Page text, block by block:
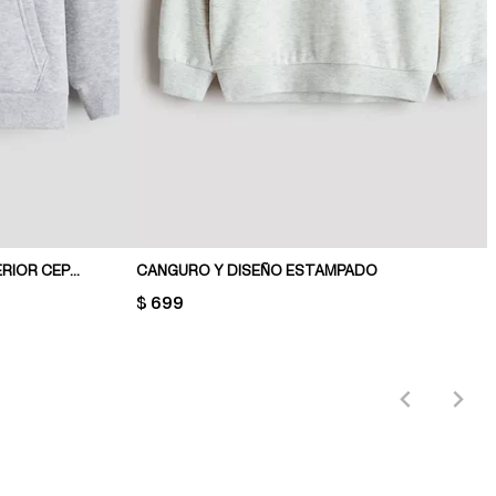
CANGURO CON CAPUCHA E INTERIOR CEPILLADO CANGURO Y DISEÑO ESTAMPADO
PRICE:
$ 699